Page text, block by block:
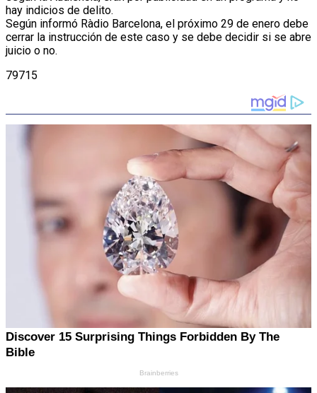
hay indicios de delito.
Según informó Ràdio Barcelona, el próximo 29 de enero debe
cerrar la instrucción de este caso y se debe decidir si se abre
juicio o no.
79715